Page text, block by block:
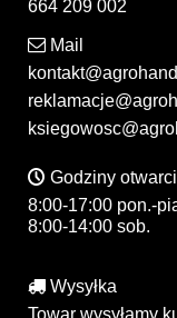
664 209 002
Mail
Godziny
8:00-17:00 pon.-
8:00-14:00 sob.
Wysyłka
Towar wysyłamy